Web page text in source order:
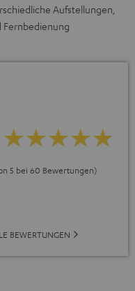
Aufstellungen,
Fernbedienung
5 bei 60 Bewertungen)
BEWERTUNGEN